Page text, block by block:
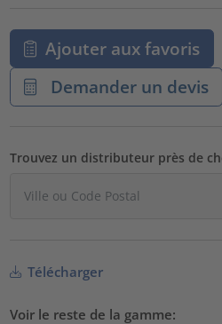
Ajouter aux favoris
Demander un devis
Trouvez un distributeur près de
Télécharger
Voir le reste de la gamme: